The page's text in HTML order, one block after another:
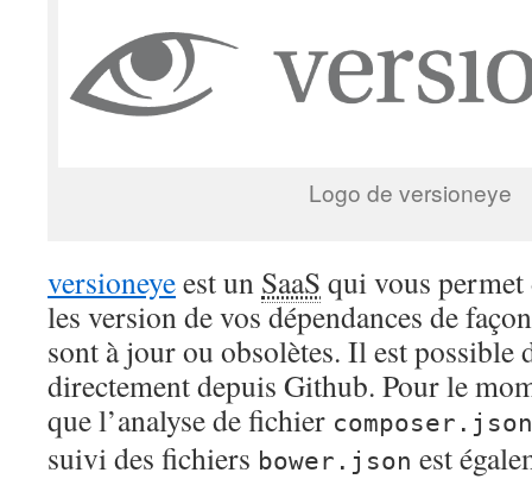
Logo de versioneye
versioneyeest un SaaS qui vous
les version de vos dépendances de
sont à jour ou obsolètes. Il est possible
directement depuis Github. Pour le
que l’analyse de fichier composer.json
suivi des fichiers bower.json est